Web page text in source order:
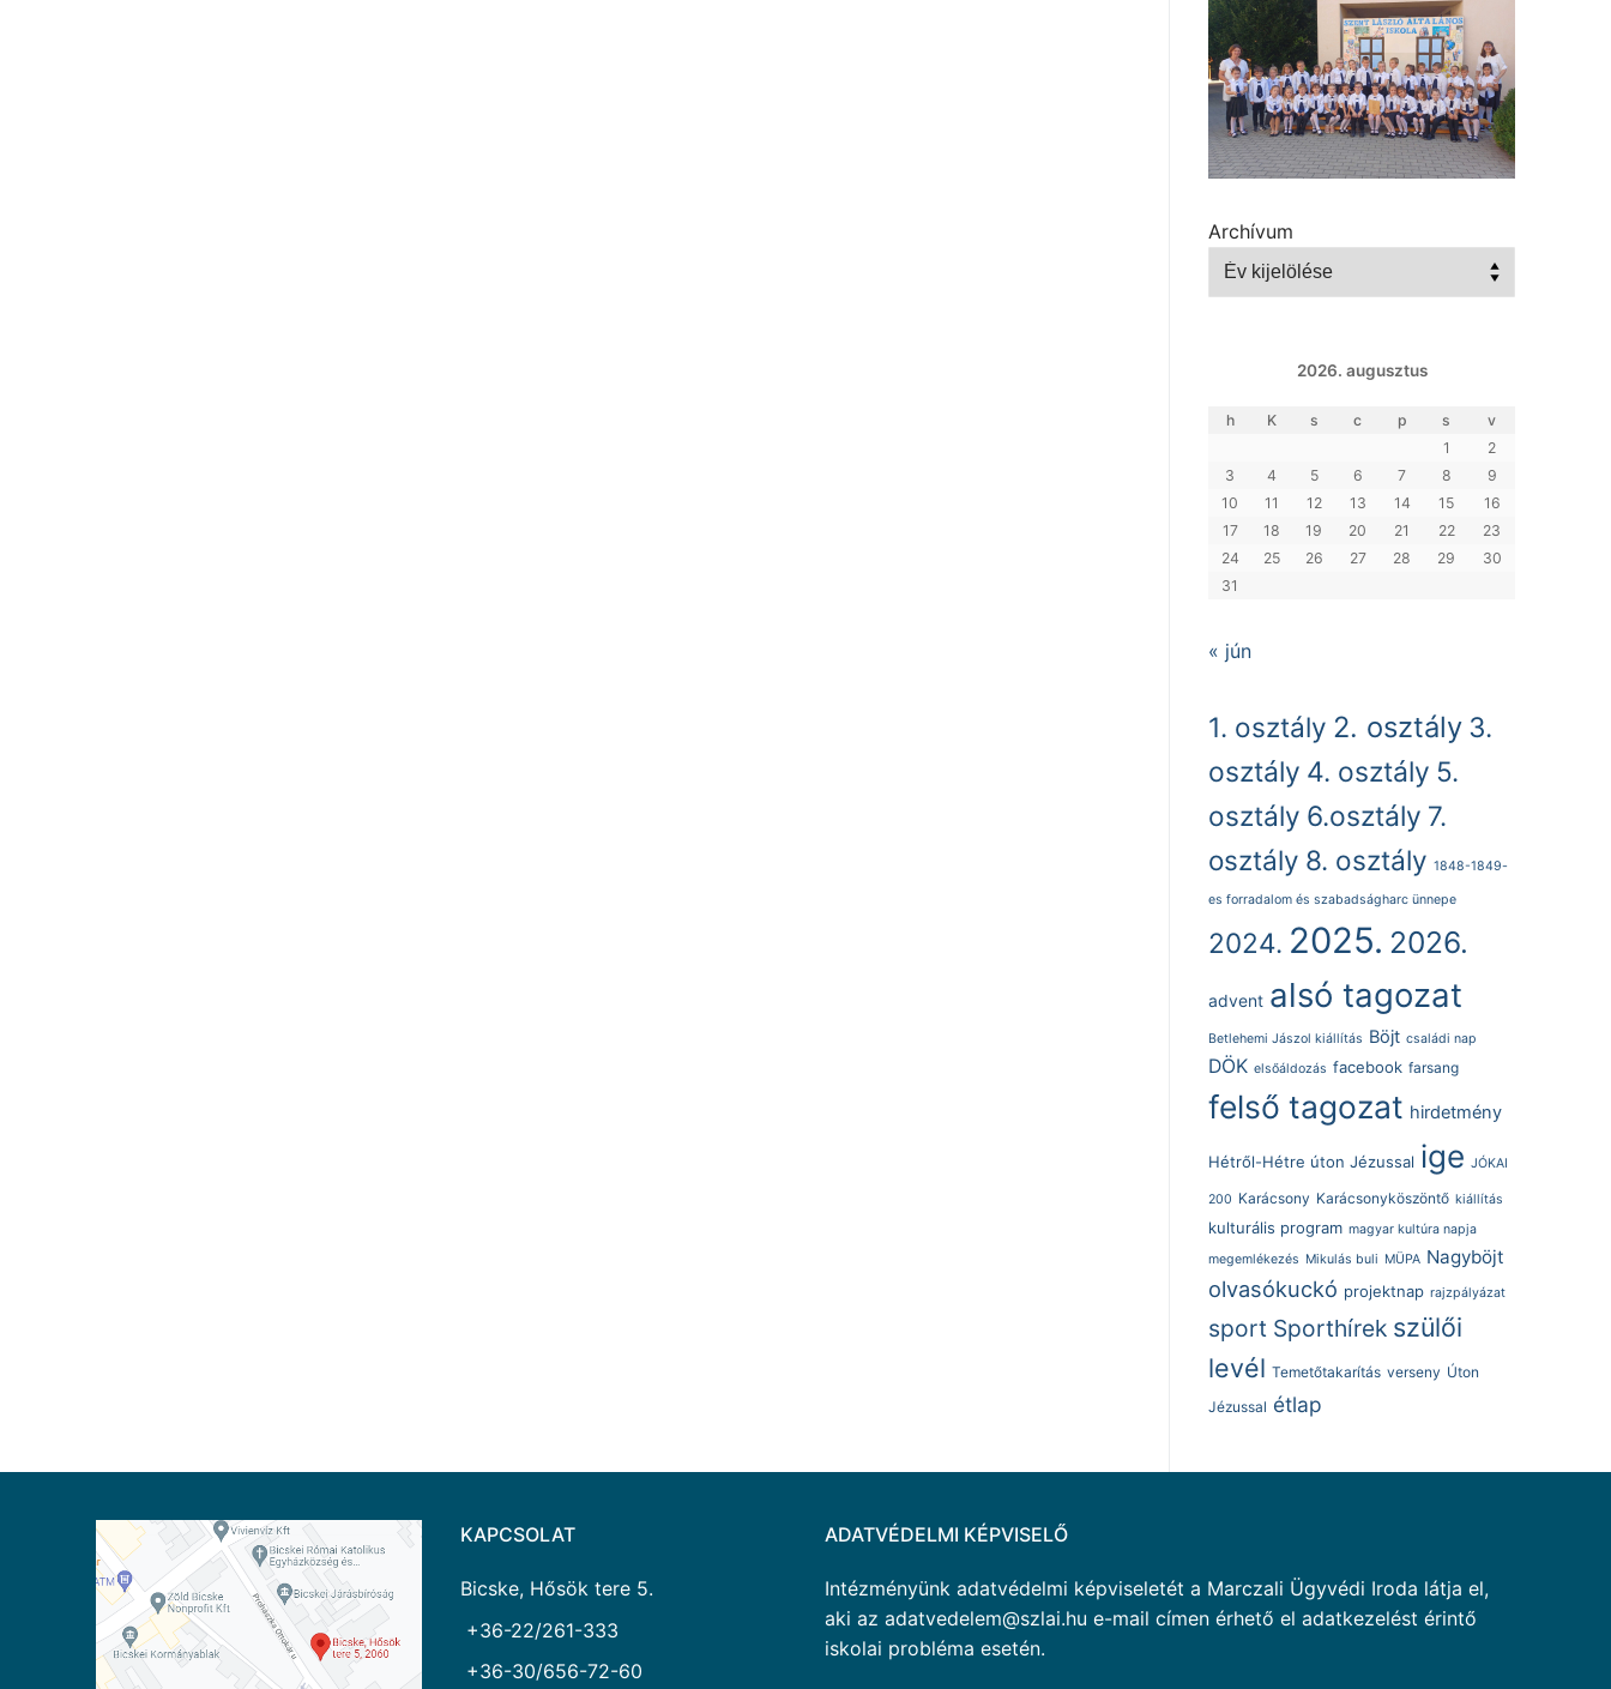
Archívum
2026. augusztus
h K s c p s
v
1
2
3
4 5 6 7 8
9
10
11 12 13 14 15
16
17
18 19 20 21 22
23
24
25 26 27 28 29
30
31
« jún
1. osztály 2. osztály 3.
osztály 4. osztály 5.
osztály 6.osztály 7.
osztály 8. osztály 1848-1849-
es forradalom és szabadságharc ünnepe
2024. 2025. 2026.
advent alsó tagozat
Betlehemi Jászol kiállítás Böjt családi nap
DÖK elsőáldozás facebook farsang
felső tagozat hirdetmény
Hétről-Hétre úton Jézussal ige JÓKAI
200 Karácsony Karácsonyköszöntő kiállítás
kulturális program magyar kultúra napja
megemlékezés Mikulás buli MÜPA Nagyböjt
olvasókuckó projektnap rajzpályázat
sport Sporthírek szülői
levél Temetőtakarítás verseny Úton
Jézussal étlap
KAPCSOLAT
Bicske, Hősök tere 5.
+36-22/261-333
+36-30/656-72-60
ADATVÉDELMI KÉPVISELŐ
Intézményünk adatvédelmi képviseletét a Marczali Ügyvédi Iroda látja el,
aki az adatvedelem@szlai.hu e-mail címen érhető el adatkezelést érintő
iskolai probléma esetén.